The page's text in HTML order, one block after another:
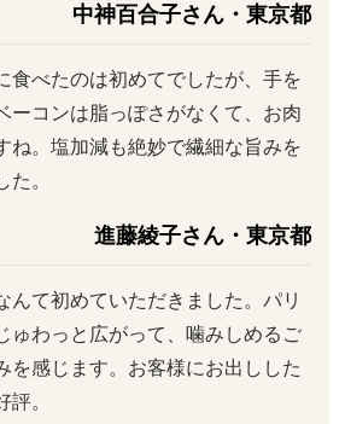
中神百合子さん・東京都
食べたのは初めてでしたが、手を
ーコンは脂っぽさがなくて、お肉
ね。塩加減も絶妙で繊細な旨みを
た。
進藤綾子さん・東京都
んて初めていただきました。パリ
ゅわっと広がって、噛みしめるご
を感じます。お客様にお出しした
評。